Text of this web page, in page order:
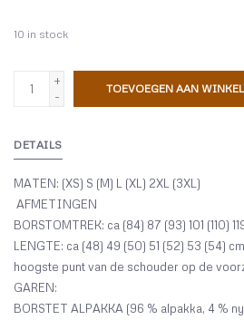
10 in stock
+
-
TOEVOEGEN AAN
DETAILS
MATEN: (XS) S (M) L (XL) 2XL (3XL)
AFMETINGEN
BORSTOMTREK: ca (84) 87 (93) 101 (110)
LENGTE: ca (48) 49 (50) 51 (52) 53 (54)
hoogste punt van de schouder op de
GAREN:
BORSTET ALPAKKA (96 % alpakka, 4 %